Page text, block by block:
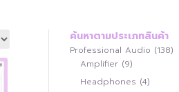
ค้นหาตามประเภทสินค้า
Professional Audio 138138
Amplifier 99
สินค้า
Headphones 44